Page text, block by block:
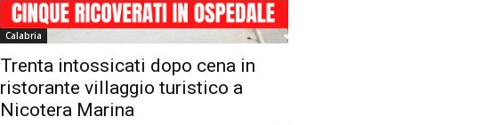
Calabria
Trenta intossicati dopo cena in
ristorante villaggio turistico a
Nicotera Marina